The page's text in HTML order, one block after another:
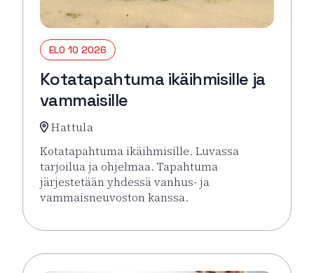
ELO 10 2026
Kotatapahtuma ikäihmisille ja
vammaisille
Hattula
Kotatapahtuma ikäihmisille. Luvassa
tarjoilua ja ohjelmaa. Tapahtuma
järjestetään yhdessä vanhus- ja
vammaisneuvoston kanssa.
Lue lisää tapahtumasta Kotatapahtuma